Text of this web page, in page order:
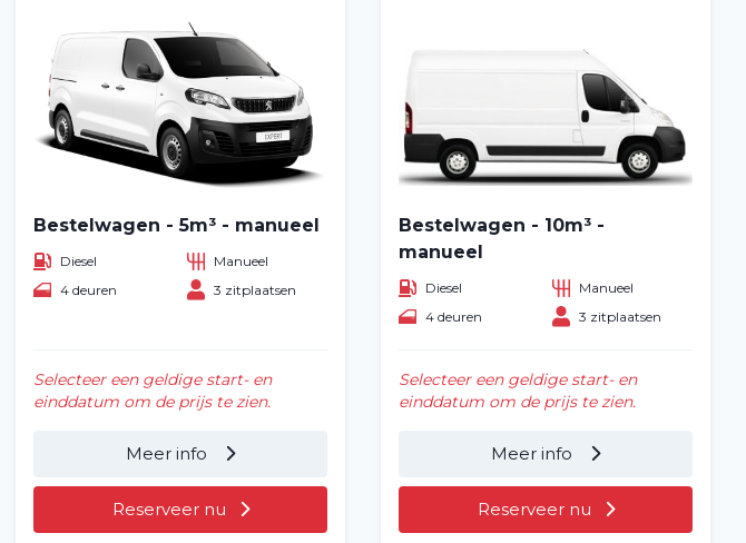
Bestelwagen - 5m³ - manueel
Diesel
Manueel
4 deuren
3 zitplaatsen
Selecteer een geldige start- en
einddatum om de prijs te zien.
Meer info
Reserveer nu
Bestelwagen - 10m³ -
manueel
Diesel
Manueel
4 deuren
3 zitplaatsen
Selecteer een geldige start- en
einddatum om de prijs te zien.
Meer info
Reserveer nu